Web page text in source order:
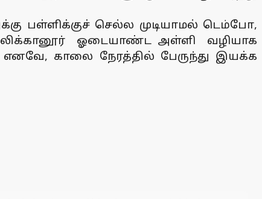
பள்ளிக்குச் செல்ல முடியாமல் டெம்போ,
கூலிக்கானூர் ஓடையாண்ட அள்ளி வழியாக
காலை நேரத்தில் பேருந்து இயக்க